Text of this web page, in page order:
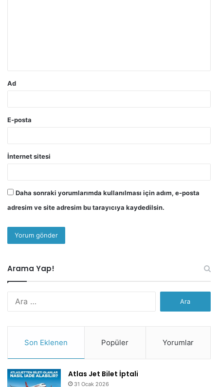
Ad
E-posta
İnternet sitesi
Daha sonraki yorumlarımda kullanılması için adım, e-posta
adresim ve site adresim bu tarayıcıya kaydedilsin.
Arama Yap!
Son Eklenen Popüler Yorumlar
Atlas Jet Bilet İptali
31 Ocak 2026